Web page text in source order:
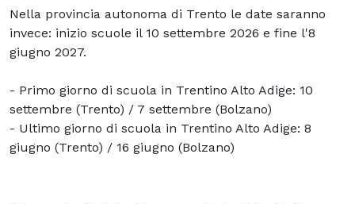
Nella provincia autonoma di Trento le date saranno
invece: inizio scuole il 10 settembre 2026 e fine l'8
giugno 2027.
- Primo giorno di scuola in Trentino Alto Adige: 10
settembre (Trento) / 7 settembre (Bolzano)
- Ultimo giorno di scuola in Trentino Alto Adige: 8
giugno (Trento) / 16 giugno (Bolzano)